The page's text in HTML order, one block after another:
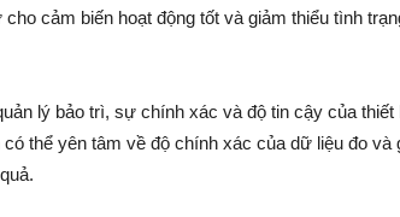
cảm biến hoạt động tốt và giảm thiểu tình
lý bảo trì, sự chính xác và độ tin cậy của thiết
thể yên tâm về độ chính xác của dữ liệu đo và